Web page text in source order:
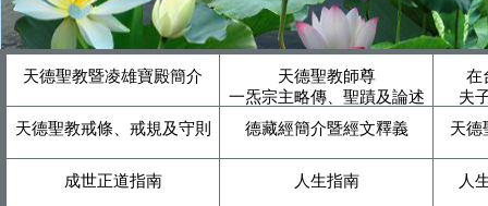
天德聖教暨凌雄寶殿簡介
天德聖教師尊
一炁宗主略傳、聖蹟及論述
在
夫
天德聖教戒條、戒規及守則
德藏經簡介暨經文釋義 天德
成世正道指南 人生指南 人